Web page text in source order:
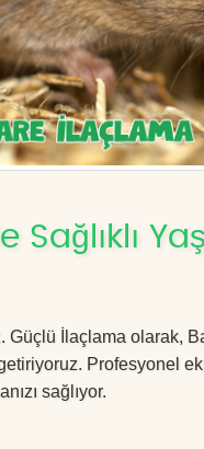
Sağlıklı
Güçlü İlaçlama olarak,
Profesyonel
sağlıyor.